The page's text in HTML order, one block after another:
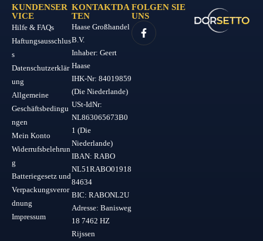
KUNDENSER
VICE
Hilfe & FAQs
Haftungsausschlus
s
Datenschutzerklär
ung
Allgemeine
Geschäftsbedingu
ngen
Mein Konto
Widerrufsbelehrun
g
Batteriegesetz und
Verpackungsveror
dnung
Impressum
KONTAKTDA
TEN
Haase Großhandel
B.V.
Inhaber: Geert
Haase
IHK-Nr: 84019859
(Die Niederlande)
USt-IdNr:
NL863065673B0
1 (Die
Niederlande)
IBAN: RABO
NL51RABO01918
84634
BIC: RABONL2U
Adresse: Banisweg
18 7462 HZ
Rijssen
FOLGEN SIE
UNS